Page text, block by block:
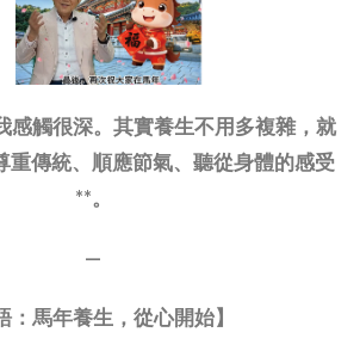
感觸很深。其實養生不用多複雜，就
重傳統、順應節氣、聽從身體的感受
**。
—
：馬年養生，從心開始】